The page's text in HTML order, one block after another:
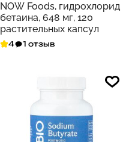
NOW Foods, гидрохлорид
бетаина, 648 мг, 120
растительных капсул
4 1 отзыв